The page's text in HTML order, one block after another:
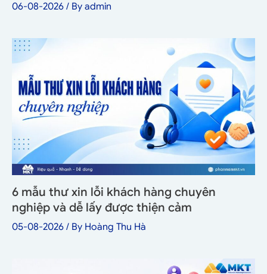
06-08-2026 / By admin
6 mẫu thư xin lỗi khách hàng chuyên
nghiệp và dễ lấy được thiện cảm
05-08-2026 / By Hoàng Thu Hà